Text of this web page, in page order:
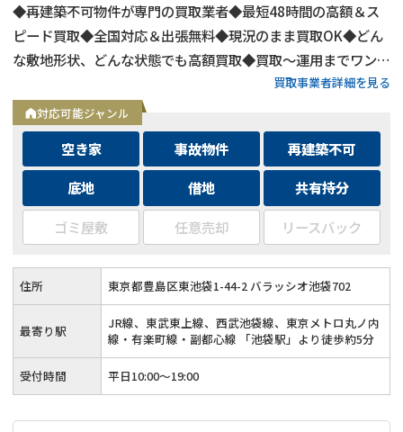
◆再建築不可物件が専門の買取業者◆最短48時間の高額＆ス
ピード買取◆全国対応＆出張無料◆現況のまま買取OK◆どん
な敷地形状、どんな状態でも高額買取◆買取〜運用までワンス
トップ対応◆無料査定＆相談はフォームから24時間受付
買取事業者詳細を見る
対応可能ジャンル
空き家 事故物件
再建築不可
底地
借地
共有持分
ゴミ屋敷
任意売却 リースバック
住所 東京都豊島区東池袋1-44-2 バラッシオ池袋702
最寄り駅
JR線、東武東上線、西武池袋線、東京メトロ丸ノ内
線・有楽町線・副都心線 「池袋駅」より徒歩約5分
受付時間 平日10:00～19:00